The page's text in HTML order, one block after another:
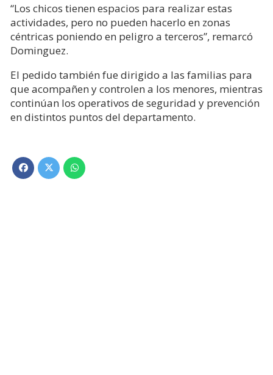
“Los chicos tienen espacios para realizar estas
actividades, pero no pueden hacerlo en zonas
céntricas poniendo en peligro a terceros”, remarcó
Dominguez.
El pedido también fue dirigido a las familias para
que acompañen y controlen a los menores, mientras
continúan los operativos de seguridad y prevención
en distintos puntos del departamento.